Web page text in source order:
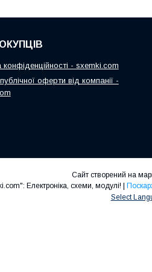
конфіденційності - sxemki.com
оферти від компанії -
Сайт створений на
Select